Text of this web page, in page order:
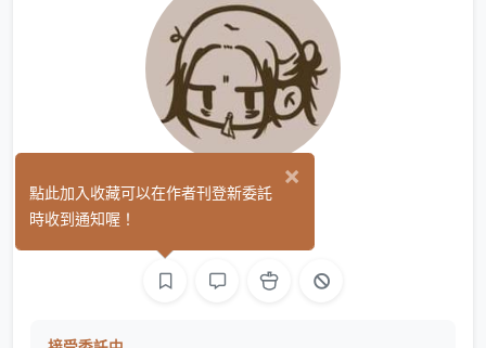
小光 (0)
×
點此加入收藏可以在作者刊登新委託
時收到通知喔！